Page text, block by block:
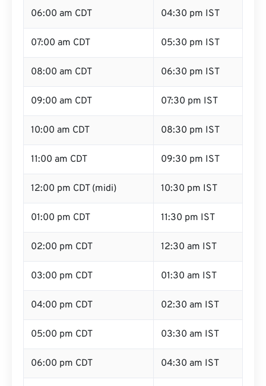
06:00 am CDT 04:30 pm IST
07:00 am CDT 05:30 pm IST
08:00 am CDT 06:30 pm IST
09:00 am CDT 07:30 pm IST
10:00 am CDT 08:30 pm IST
11:00 am CDT 09:30 pm IST
12:00 pm CDT (midi) 10:30 pm IST
01:00 pm CDT 11:30 pm IST
02:00 pm CDT 12:30 am IST
03:00 pm CDT 01:30 am IST
04:00 pm CDT 02:30 am IST
05:00 pm CDT 03:30 am IST
06:00 pm CDT 04:30 am IST